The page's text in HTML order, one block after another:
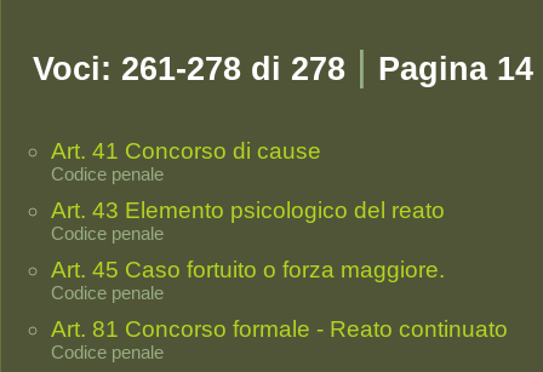
Voci: 261-278 di 278 | Pagina
Art. 41 Concorso di cause
Codice penale
Art. 43 Elemento psicologico del reato
Codice penale
Art. 45 Caso fortuito o forza maggiore.
Codice penale
Art. 81 Concorso formale - Reato continuato
Codice penale